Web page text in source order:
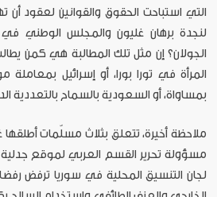
التي استباحت الحقوق والقوانين لعقود
لنجدة برهان غليون والمجلس الوطني
الجولان؟ إن مثل تلك المطالبة هي كمن
المرأة في تورا بورا، أو إسرائيل بمعاملة
بمساواة، أو السعودية بالسماح بالتعددية
ملاحظة أخيرة، تتعلق بثلاث مسلّمات أطلقها
مسؤولة تحرير القسم العربي لموقع جدلية
لجان التنسيق المحلية في سوريا ترفض